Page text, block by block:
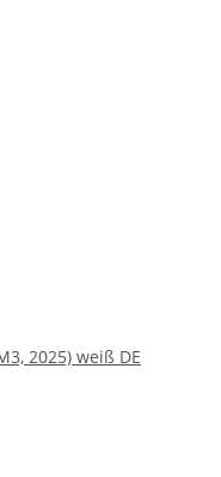
2025) weiß DE